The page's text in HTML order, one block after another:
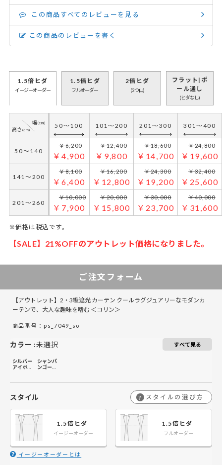
この商品すべてのレビューを見る
この商品のレビューを書く
1.5倍ヒダ
イージーオーダー
50～100 101～200 201～300 301～400
50～140
￥6,200
￥4,900
￥12,400
￥9,800
￥18,600
￥14,700
￥24,800
￥19,600
141～200
￥8,100
￥6,400
￥16,200
￥12,800
￥24,300
￥19,200
￥32,400
￥25,600
201～260
￥10,000
￥7,900
￥20,000
￥15,800
￥30,000
￥23,700
￥40,000
￥31,600
※価格は税込です。
1.5倍ヒダ
フルオーダー
50～100 101～200 201～300 301～400
￥7,500
￥5,900
￥14,900
￥11,800
￥22,400
￥17,700
￥29,900
141～200
￥9,400
￥7,400
￥18,700
￥14,800
￥28,100
￥22,200
￥37,500
￥29,600
201～260
￥8,700
2倍ヒダ
(3つ山)
50～100 101～200 201～300 301～400
￥11,200
￥8,850
￥22,400
￥17,700
￥33,600
￥26,550
￥44,800
141～200
￥14,100
￥11,100
￥28,100
￥22,200
￥42,200
￥33,300
￥56,200
￥44,400
201～260
￥13,050
フラット|ポ
ール通し
(ヒダなし)
50～130 131～285 286～420 421～555
￥7,500
￥5,900
￥14,900
￥11,800
￥22,400
￥17,700
￥29,900
141～200
￥9,400
￥7,400
￥18,700
￥14,800
￥28,100
￥22,200
￥37,500
￥29,600
201～260
￥8,700
【SALE】21%OFFのアウトレット価格になりました。
ご注文フォーム
【アウトレット】2・3級遮光 カーテン クールラグジュアリーなモダンカ
ーテンで、大人な趣味を嗜む ＜コリン＞
商品番号：ps_7049_so
カラー :未選択 すべて見る
シルバー
アイボリ
シャンパ
ンゴール
スタイル ? スタイルの選び方
1.5倍ヒダ
イージーオーダー
イージーオーダーとは
1.5倍ヒダ
フルオーダー